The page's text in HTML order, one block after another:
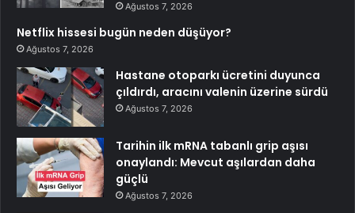
Ağustos 7, 2026
Netflix hissesi bugün neden düşüyor?
Ağustos 7, 2026
Hastane otoparkı ücretini duyunca
çıldırdı, aracını valenin üzerine sürdü
Ağustos 7, 2026
Tarihin ilk mRNA tabanlı grip aşısı
onaylandı: Mevcut aşılardan daha
güçlü
Ağustos 7, 2026